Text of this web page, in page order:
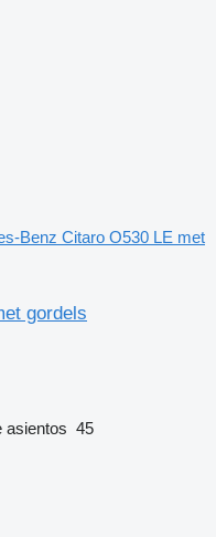
Benz Citaro O530 LE met
gordels
asientos 45